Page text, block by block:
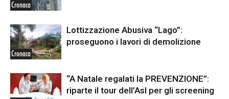
Cronaca
Cronaca
Lottizzazione Abusiva “Lago”:
proseguono i lavori di demolizione
“A Natale regalati la PREVENZIONE”:
riparte il tour dell’Asl per gli screening